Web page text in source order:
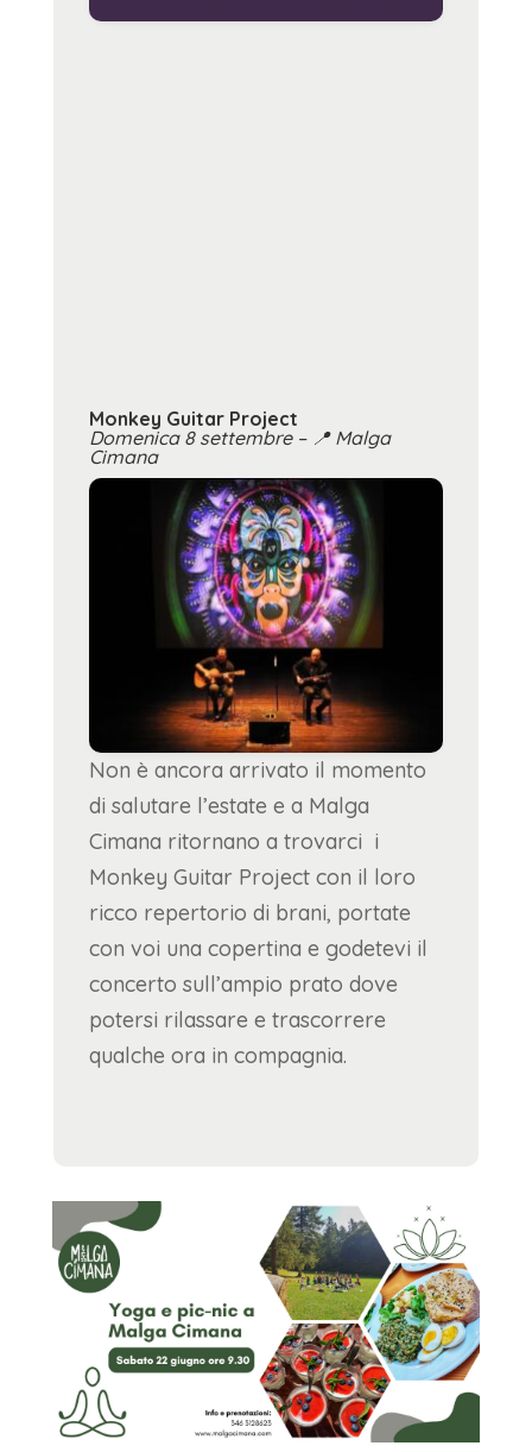
Monkey Guitar Project
Domenica 8 settembre – 📍 Malga
Cimana
Non è ancora arrivato il momento
di salutare l’estate e a Malga
Cimana ritornano a trovarci i
Monkey Guitar Project con il loro
ricco repertorio di brani, portate
con voi una copertina e godetevi il
concerto sull’ampio prato dove
potersi rilassare e trascorrere
qualche ora in compagnia.